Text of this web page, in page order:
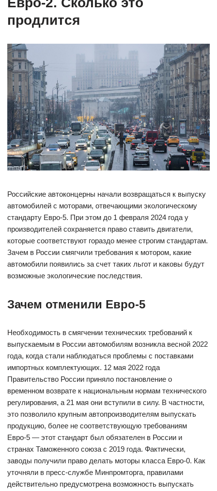
продлится
Российские автоконцерны начали возвращаться к выпуску
автомобилей с моторами, отвечающими экологическому
стандарту Евро-5. При этом до 1 февраля 2024 года у
производителей сохраняется право ставить двигатели,
которые соответствуют гораздо менее строгим стандартам.
Зачем в России смягчили требования к мотором, какие
автомобили появились за счет таких льгот и каковы будут
возможные экологические последствия.
Зачем отменили Евро-5
Необходимость в смягчении технических требований к
выпускаемым в России автомобилям возникла весной 2022
года, когда стали наблюдаться проблемы с поставками
импортных комплектующих. 12 мая 2022 года
Правительство России приняло постановление о
временном возврате к национальным нормам технического
регулирования, а 21 мая они вступили в силу. В частности,
это позволило крупным автопроизводителям выпускать
продукцию, более не соответствующую требованиям
Евро-5 — этот стандарт был обязателен в России и
странах Таможенного союза с 2019 года. Фактически,
заводы получили право делать моторы класса Евро-0. Как
уточняли в пресс-службе Минпромторга, правилами
действительно предусмотрена возможность выпускать